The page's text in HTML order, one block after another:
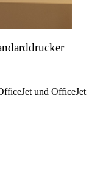
und OfficeJet